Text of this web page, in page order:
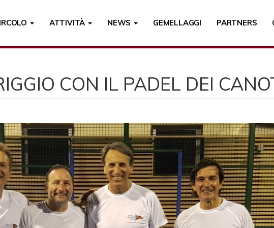
ATTIVITÀ NEWS GEMELLAGGI PARTNERS
CON IL PADEL DEI